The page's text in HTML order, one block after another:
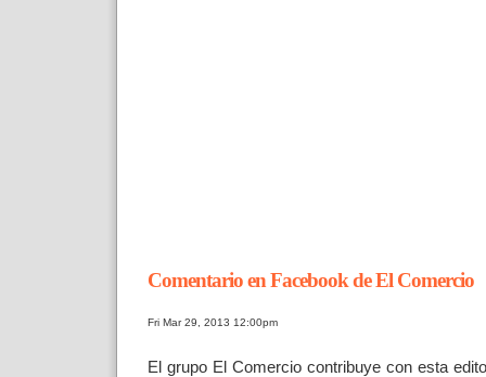
Comentario en Facebook de El Comercio
Fri Mar 29, 2013 12:00pm
El grupo El Comercio contribuye con esta